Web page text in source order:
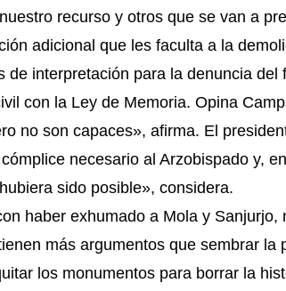
recurso y otros que se van a
adicional que les faculta a la
de interpretación para la denuncia
con la Ley de Memoria. Opina
no son capaces», afirma. El
necesario al Arzobispado y,
sido posible», considera.
haber exhumado a Mola y
más argumentos que sembrar
los monumentos para borrar la